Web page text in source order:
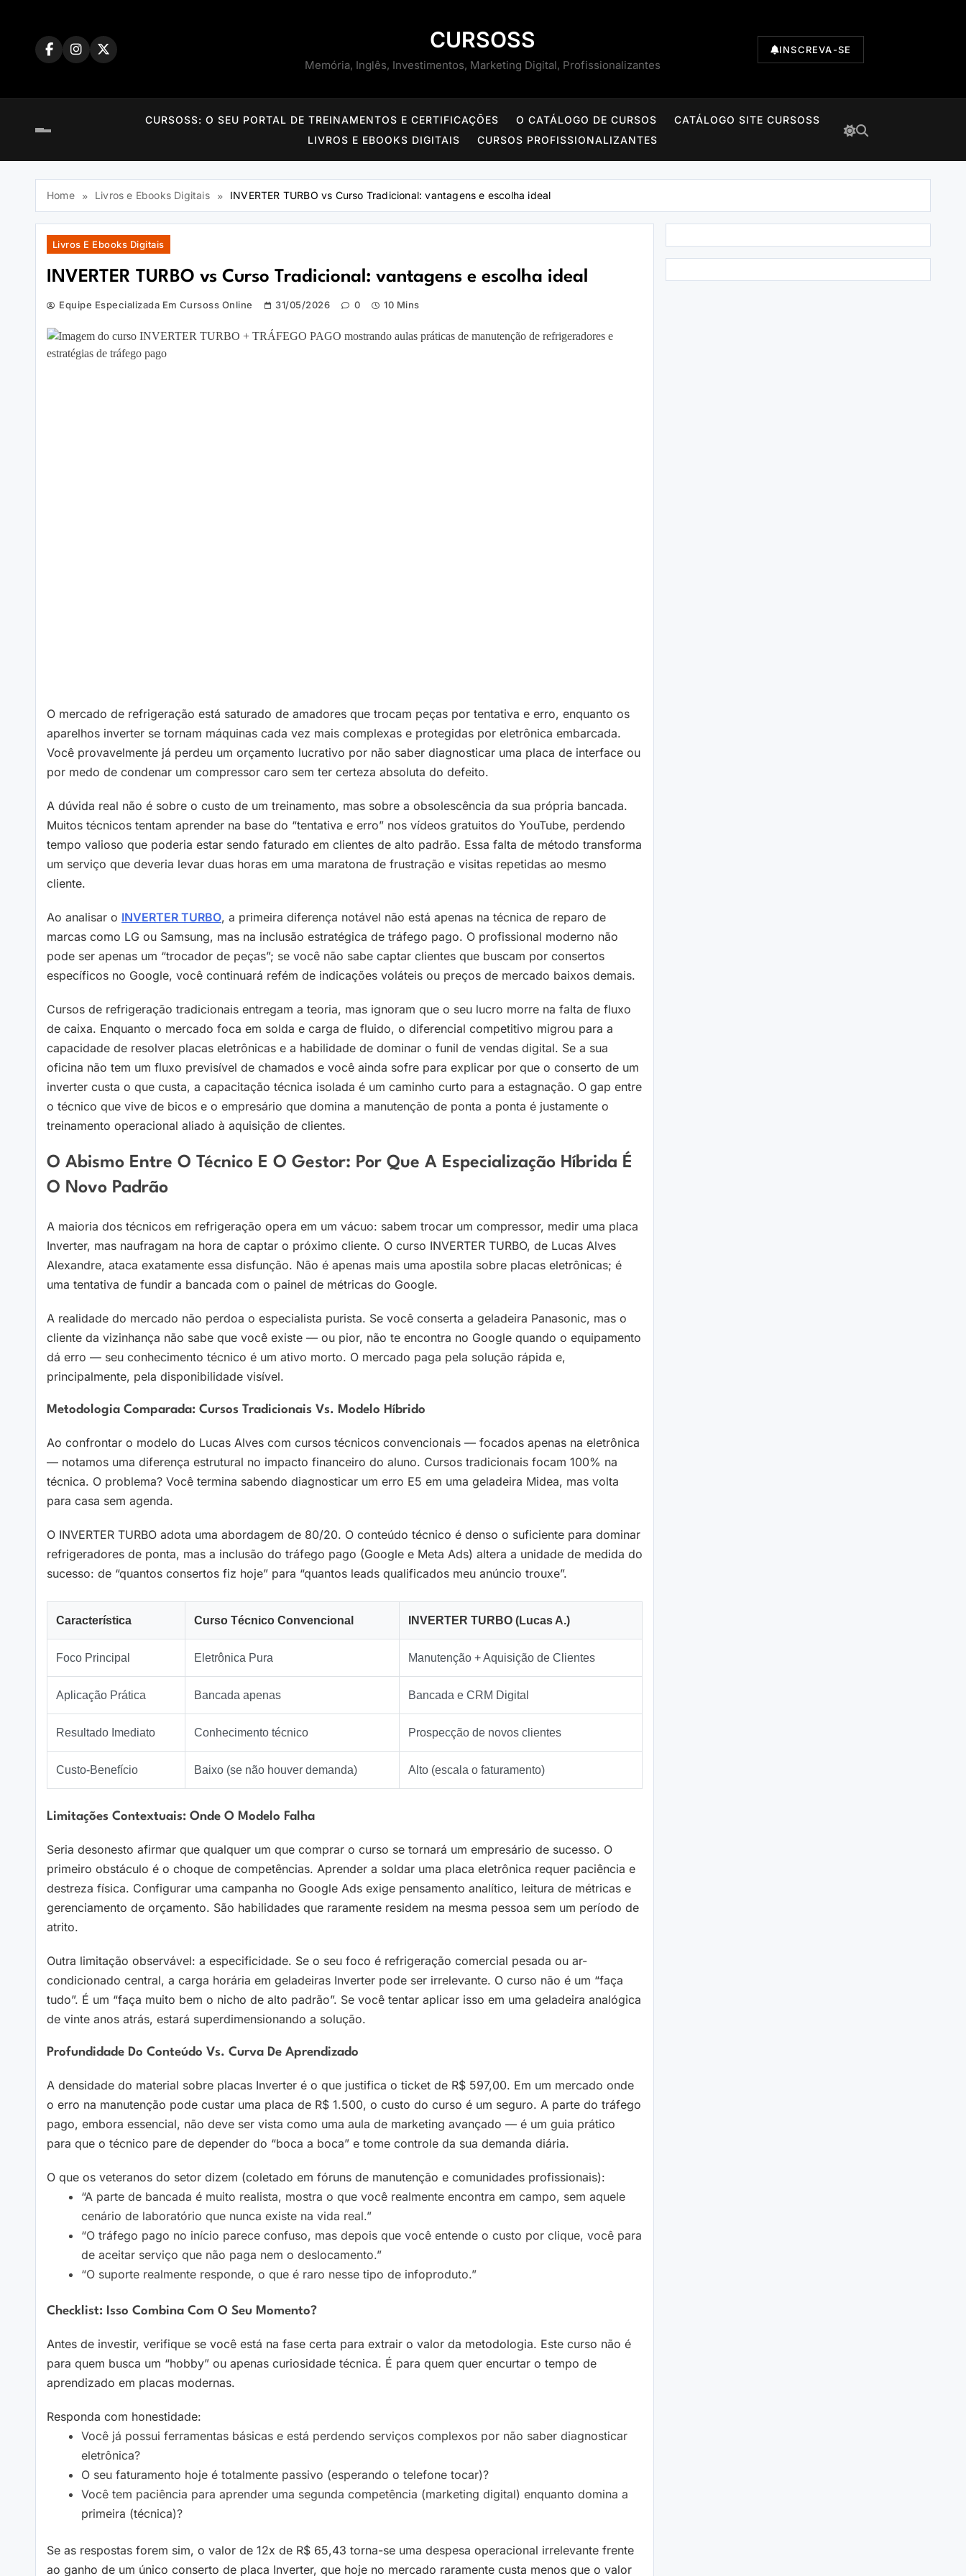
CURSOSS
Memória, Inglês, Investimentos, Marketing Digital, Profissionalizantes
INSCREVA-SE
CURSOSS: O SEU PORTAL DE TREINAMENTOS E CERTIFICAÇÕES O CATÁLOGO DE CURSOS
CATÁLOGO SITE CURSOSS
LIVROS E EBOOKS DIGITAIS
CURSOS PROFISSIONALIZANTES
Home Livros e Ebooks Digitais INVERTER TURBO vs Curso Tradicional: vantagens e escolha ideal
Livros E Ebooks Digitais
INVERTER TURBO vs Curso Tradicional: vantagens e escolha ideal
Equipe Especializada Em Cursoss Online 31/05/2026 0 10 Mins
O mercado de refrigeração está saturado de amadores que trocam peças por tentativa e erro, enquanto os
aparelhos inverter se tornam máquinas cada vez mais complexas e protegidas por eletrônica embarcada.
Você provavelmente já perdeu um orçamento lucrativo por não saber diagnosticar uma placa de interface ou
por medo de condenar um compressor caro sem ter certeza absoluta do defeito.
A dúvida real não é sobre o custo de um treinamento, mas sobre a obsolescência da sua própria bancada.
Muitos técnicos tentam aprender na base do “tentativa e erro” nos vídeos gratuitos do YouTube, perdendo
tempo valioso que poderia estar sendo faturado em clientes de alto padrão. Essa falta de método transforma
um serviço que deveria levar duas horas em uma maratona de frustração e visitas repetidas ao mesmo
cliente.
Ao analisar o INVERTER TURBO, a primeira diferença notável não está apenas na técnica de reparo de
marcas como LG ou Samsung, mas na inclusão estratégica de tráfego pago. O profissional moderno não
pode ser apenas um “trocador de peças”; se você não sabe captar clientes que buscam por consertos
específicos no Google, você continuará refém de indicações voláteis ou preços de mercado baixos demais.
Cursos de refrigeração tradicionais entregam a teoria, mas ignoram que o seu lucro morre na falta de fluxo
de caixa. Enquanto o mercado foca em solda e carga de fluido, o diferencial competitivo migrou para a
capacidade de resolver placas eletrônicas e a habilidade de dominar o funil de vendas digital. Se a sua
oficina não tem um fluxo previsível de chamados e você ainda sofre para explicar por que o conserto de um
inverter custa o que custa, a capacitação técnica isolada é um caminho curto para a estagnação. O gap entre
o técnico que vive de bicos e o empresário que domina a manutenção de ponta a ponta é justamente o
treinamento operacional aliado à aquisição de clientes.
O Abismo Entre O Técnico E O Gestor: Por Que A Especialização Híbrida É
O Novo Padrão
A maioria dos técnicos em refrigeração opera em um vácuo: sabem trocar um compressor, medir uma placa
Inverter, mas naufragam na hora de captar o próximo cliente. O curso INVERTER TURBO, de Lucas Alves
Alexandre, ataca exatamente essa disfunção. Não é apenas mais uma apostila sobre placas eletrônicas; é
uma tentativa de fundir a bancada com o painel de métricas do Google.
A realidade do mercado não perdoa o especialista purista. Se você conserta a geladeira Panasonic, mas o
cliente da vizinhança não sabe que você existe — ou pior, não te encontra no Google quando o equipamento
dá erro — seu conhecimento técnico é um ativo morto. O mercado paga pela solução rápida e,
principalmente, pela disponibilidade visível.
Metodologia Comparada: Cursos Tradicionais Vs. Modelo Híbrido
Ao confrontar o modelo do Lucas Alves com cursos técnicos convencionais — focados apenas na eletrônica
— notamos uma diferença estrutural no impacto financeiro do aluno. Cursos tradicionais focam 100% na
técnica. O problema? Você termina sabendo diagnosticar um erro E5 em uma geladeira Midea, mas volta
para casa sem agenda.
O INVERTER TURBO adota uma abordagem de 80/20. O conteúdo técnico é denso o suficiente para dominar
refrigeradores de ponta, mas a inclusão do tráfego pago (Google e Meta Ads) altera a unidade de medida do
sucesso: de “quantos consertos fiz hoje” para “quantos leads qualificados meu anúncio trouxe”.
Característica Curso Técnico Convencional INVERTER TURBO (Lucas A.)
Foco Principal Eletrônica Pura Manutenção + Aquisição de Clientes
Aplicação Prática Bancada apenas Bancada e CRM Digital
Resultado Imediato Conhecimento técnico Prospecção de novos clientes
Custo-Benefício Baixo (se não houver demanda) Alto (escala o faturamento)
Limitações Contextuais: Onde O Modelo Falha
Seria desonesto afirmar que qualquer um que comprar o curso se tornará um empresário de sucesso. O
primeiro obstáculo é o choque de competências. Aprender a soldar uma placa eletrônica requer paciência e
destreza física. Configurar uma campanha no Google Ads exige pensamento analítico, leitura de métricas e
gerenciamento de orçamento. São habilidades que raramente residem na mesma pessoa sem um período de
atrito.
Outra limitação observável: a especificidade. Se o seu foco é refrigeração comercial pesada ou ar-
condicionado central, a carga horária em geladeiras Inverter pode ser irrelevante. O curso não é um “faça
tudo”. É um “faça muito bem o nicho de alto padrão”. Se você tentar aplicar isso em uma geladeira analógica
de vinte anos atrás, estará superdimensionando a solução.
Profundidade Do Conteúdo Vs. Curva De Aprendizado
A densidade do material sobre placas Inverter é o que justifica o ticket de R$ 597,00. Em um mercado onde
o erro na manutenção pode custar uma placa de R$ 1.500, o custo do curso é um seguro. A parte do tráfego
pago, embora essencial, não deve ser vista como uma aula de marketing avançado — é um guia prático
para que o técnico pare de depender do “boca a boca” e tome controle da sua demanda diária.
O que os veteranos do setor dizem (coletado em fóruns de manutenção e comunidades profissionais):
“A parte de bancada é muito realista, mostra o que você realmente encontra em campo, sem aquele
cenário de laboratório que nunca existe na vida real.”
“O tráfego pago no início parece confuso, mas depois que você entende o custo por clique, você para
de aceitar serviço que não paga nem o deslocamento.”
“O suporte realmente responde, o que é raro nesse tipo de infoproduto.”
Checklist: Isso Combina Com O Seu Momento?
Antes de investir, verifique se você está na fase certa para extrair o valor da metodologia. Este curso não é
para quem busca um “hobby” ou apenas curiosidade técnica. É para quem quer encurtar o tempo de
aprendizado em placas modernas.
Responda com honestidade:
Você já possui ferramentas básicas e está perdendo serviços complexos por não saber diagnosticar
eletrônica?
O seu faturamento hoje é totalmente passivo (esperando o telefone tocar)?
Você tem paciência para aprender uma segunda competência (marketing digital) enquanto domina a
primeira (técnica)?
Se as respostas forem sim, o valor de 12x de R$ 65,43 torna-se uma despesa operacional irrelevante frente
ao ganho de um único conserto de placa Inverter, que hoje no mercado raramente custa menos que o valor